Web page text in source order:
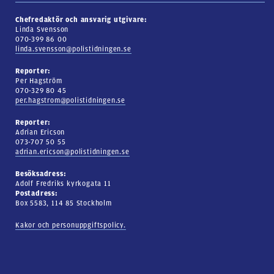
Chefredaktör och ansvarig utgivare:
Linda Svensson
070-399 86 00
linda.svensson@polistidningen.se
Reporter:
Per Hagström
070-329 80 45
per.hagstrom@polistidningen.se
Reporter:
Adrian Ericson
073-707 50 55
adrian.ericson@polistidningen.se
Besöksadress:
Adolf Fredriks kyrkogata 11
Postadress:
Box 5583, 114 85 Stockholm
Kakor och personuppgiftspolicy.